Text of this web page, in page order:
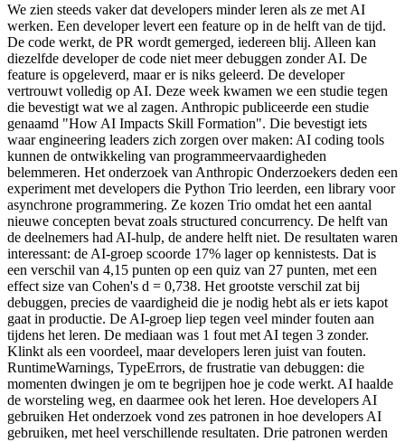
We zien steeds vaker dat developers minder leren als ze met AI
werken. Een developer levert een feature op in de helft van de tijd.
De code werkt, de PR wordt gemerged, iedereen blij. Alleen kan
diezelfde developer de code niet meer debuggen zonder AI. De
feature is opgeleverd, maar er is niks geleerd. De developer
vertrouwt volledig op AI. Deze week kwamen we een studie tegen
die bevestigt wat we al zagen. Anthropic publiceerde een studie
genaamd "How AI Impacts Skill Formation". Die bevestigt iets
waar engineering leaders zich zorgen over maken: AI coding tools
kunnen de ontwikkeling van programmeervaardigheden
belemmeren. Het onderzoek van Anthropic Onderzoekers deden een
experiment met developers die Python Trio leerden, een library voor
asynchrone programmering. Ze kozen Trio omdat het een aantal
nieuwe concepten bevat zoals structured concurrency. De helft van
de deelnemers had AI-hulp, de andere helft niet. De resultaten waren
interessant: de AI-groep scoorde 17% lager op kennistests. Dat is
een verschil van 4,15 punten op een quiz van 27 punten, met een
effect size van Cohen's d = 0,738. Het grootste verschil zat bij
debuggen, precies de vaardigheid die je nodig hebt als er iets kapot
gaat in productie. De AI-groep liep tegen veel minder fouten aan
tijdens het leren. De mediaan was 1 fout met AI tegen 3 zonder.
Klinkt als een voordeel, maar developers leren juist van fouten.
RuntimeWarnings, TypeErrors, de frustratie van debuggen: die
momenten dwingen je om te begrijpen hoe je code werkt. AI haalde
de worsteling weg, en daarmee ook het leren. Hoe developers AI
gebruiken Het onderzoek vond zes patronen in hoe developers AI
gebruiken, met heel verschillende resultaten. Drie patronen werden